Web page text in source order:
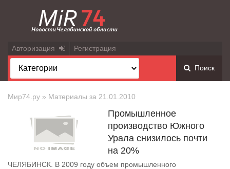
Авторизация Регистрация
Поиск
Мир74.ру » Материалы за 21.01.2010
Промышленное
производство Южного
Урала снизилось почти
на 20%
ЧЕЛЯБИНСК. В 2009 году объем промышленного